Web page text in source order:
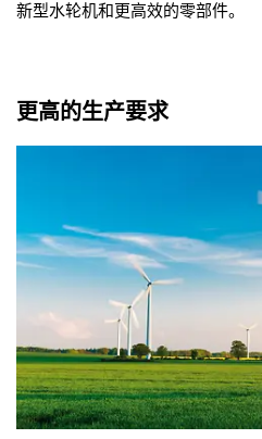
新型水轮机和更高效的零部件。
更高的生产要求